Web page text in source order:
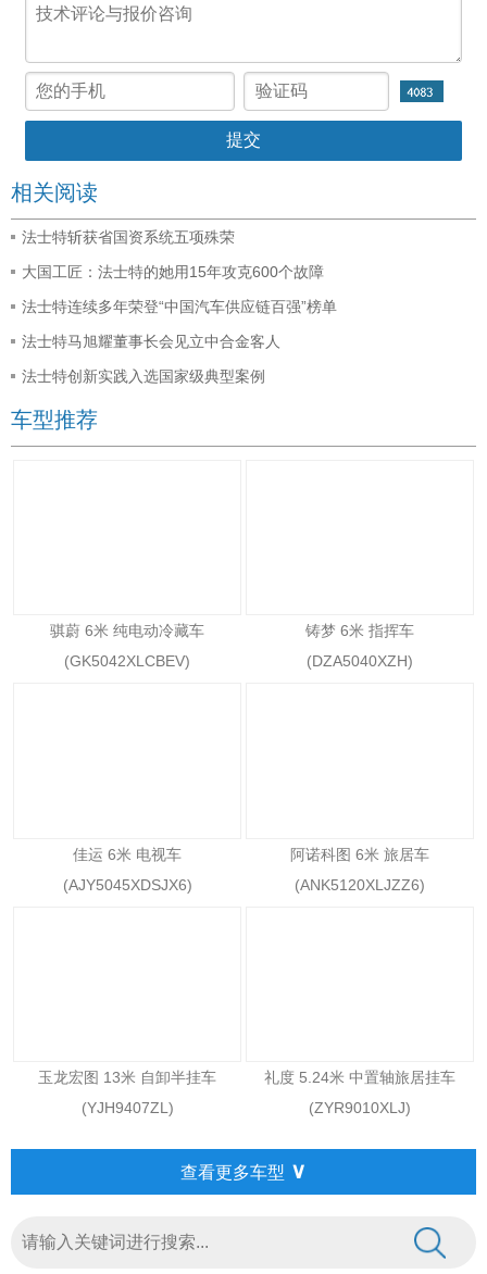
相关阅读
法士特斩获省国资系统五项殊荣
大国工匠：法士特的她用15年攻克600个故障
法士特连续多年荣登“中国汽车供应链百强”榜单
法士特马旭耀董事长会见立中合金客人
法士特创新实践入选国家级典型案例
车型推荐
骐蔚 6米 纯电动冷藏车
(GK5042XLCBEV)
铸梦 6米 指挥车
(DZA5040XZH)
佳运 6米 电视车
(AJY5045XDSJX6)
阿诺科图 6米 旅居车
(ANK5120XLJZZ6)
玉龙宏图 13米 自卸半挂车
(YJH9407ZL)
礼度 5.24米 中置轴旅居挂车
(ZYR9010XLJ)
查看更多车型 ∨